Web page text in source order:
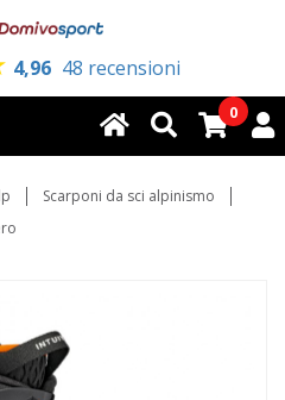
4,96 48 recensioni
0
Scarponi da sci alpinismo